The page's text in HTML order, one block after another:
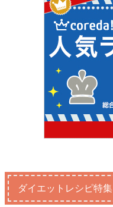
ダイエットレシピ特集